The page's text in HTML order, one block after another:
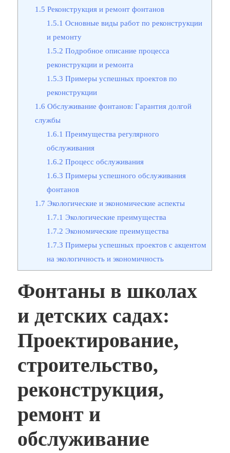
1.5 Реконструкция и ремонт фонтанов
1.5.1 Основные виды работ по реконструкции
и ремонту
1.5.2 Подробное описание процесса
реконструкции и ремонта
1.5.3 Примеры успешных проектов по
реконструкции
1.6 Обслуживание фонтанов: Гарантия долгой
службы
1.6.1 Преимущества регулярного
обслуживания
1.6.2 Процесс обслуживания
1.6.3 Примеры успешного обслуживания
фонтанов
1.7 Экологические и экономические аспекты
1.7.1 Экологические преимущества
1.7.2 Экономические преимущества
1.7.3 Примеры успешных проектов с акцентом
на экологичность и экономичность
Фонтаны в школах
и детских садах:
Проектирование,
строительство,
реконструкция,
ремонт и
обслуживание